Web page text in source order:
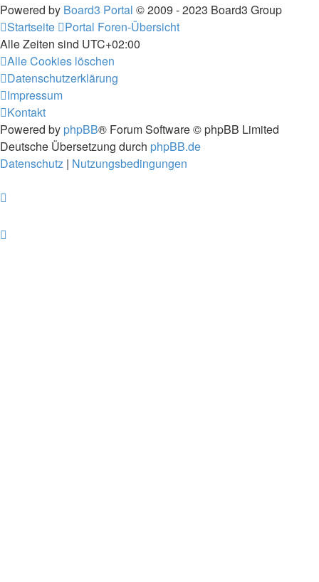
Powered by Board3 Portal © 2009 - 2023 Board3 Group
Startseite
Portal Foren-Übersicht
Alle Zeiten sind UTC+02:00
Alle Cookies löschen
Datenschutzerklärung
Impressum
Kontakt
Powered by phpBB® Forum Software © phpBB Limited
Deutsche Übersetzung durch phpBB.de
Datenschutz | Nutzungsbedingungen